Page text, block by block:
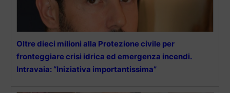
Oltre dieci milioni alla Protezione civile per
fronteggiare crisi idrica ed emergenza incendi.
Intravaia: “Iniziativa importantissima”